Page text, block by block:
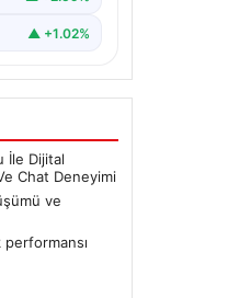
▲ +1.02%
İle Dijital
Chat Deneyimi
ve
performansı